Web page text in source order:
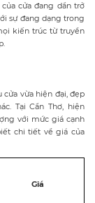
cửa đang dần trở
sự đang dạng trong
kiến trúc từ truyền
vừa hiện đại, đẹp
Tại Cần Thơ, hiện
với mức giá cạnh
chi tiết về giá của
Giá